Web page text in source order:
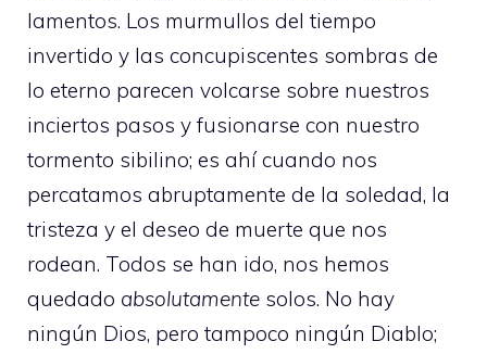
lamentos. Los murmullos del tiempo
invertido y las concupiscentes sombras de
lo eterno parecen volcarse sobre nuestros
inciertos pasos y fusionarse con nuestro
tormento sibilino; es ahí cuando nos
percatamos abruptamente de la soledad, la
tristeza y el deseo de muerte que nos
rodean. Todos se han ido, nos hemos
quedado absolutamente solos. No hay
ningún Dios, pero tampoco ningún Diablo;